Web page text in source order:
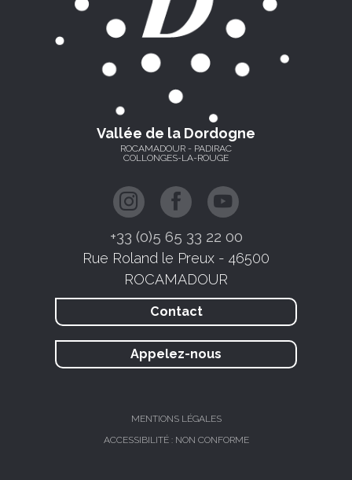
Vallée de la Dordogne
ROCAMADOUR - PADIRAC
COLLONGES-LA-ROUGE
+33 (0)5 65 33 22 00
Rue Roland le Preux - 46500
ROCAMADOUR
Contact
Appelez-nous
MENTIONS LÉGALES
ACCESSIBILITÉ : NON CONFORME